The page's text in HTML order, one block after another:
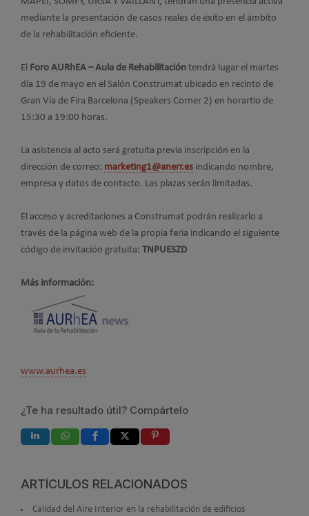
mediante la presentación de casos reales de éxito en el ámbito
de la rehabilitación eficiente.
El Foro AURhEA – Aula de Rehabilitación tendrá lugar el martes
día 19 de mayo en el Salón Construmat ubicado en recinto de
Gran Vía de Fira Barcelona (Speakers Corner 2) en horartio de
15:30 a 19:00 horas.
La asistencia al acto será gratuita previa inscripción en la
dirección de correo: marketing1@anerr.es indicando nombre,
empresa y datos de contacto. Las plazas serán limitadas.
El acceso y acreditaciones a Construmat podrán realizarlo a
través de la página web de la propia feria indicando el siguiente
código de invitación gratuita: TNPUESZD
Más información:
www.aurhea.es
¿Te ha resultado útil? Compártelo
ARTÍCULOS RELACIONADOS
Calidad del Aire Interior en la rehabilitación de edificios